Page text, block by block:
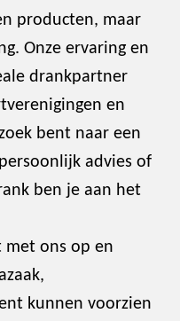
producten, maar
Onze ervaring en
drankpartner
en
bent naar een
advies of
ben je aan het
met ons op en
kunnen voorzien